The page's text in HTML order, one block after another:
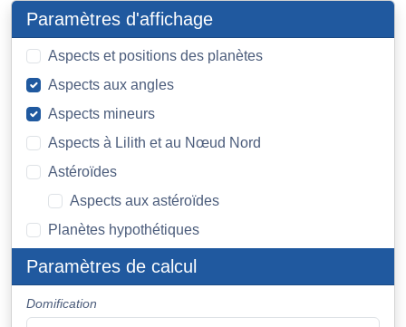
Paramètres d'affichage
Aspects et positions des planètes
Aspects aux angles
Aspects mineurs
Aspects à Lilith et au Nœud Nord
Astéroïdes
Aspects aux astéroïdes
Planètes hypothétiques
Paramètres de calcul
Domification